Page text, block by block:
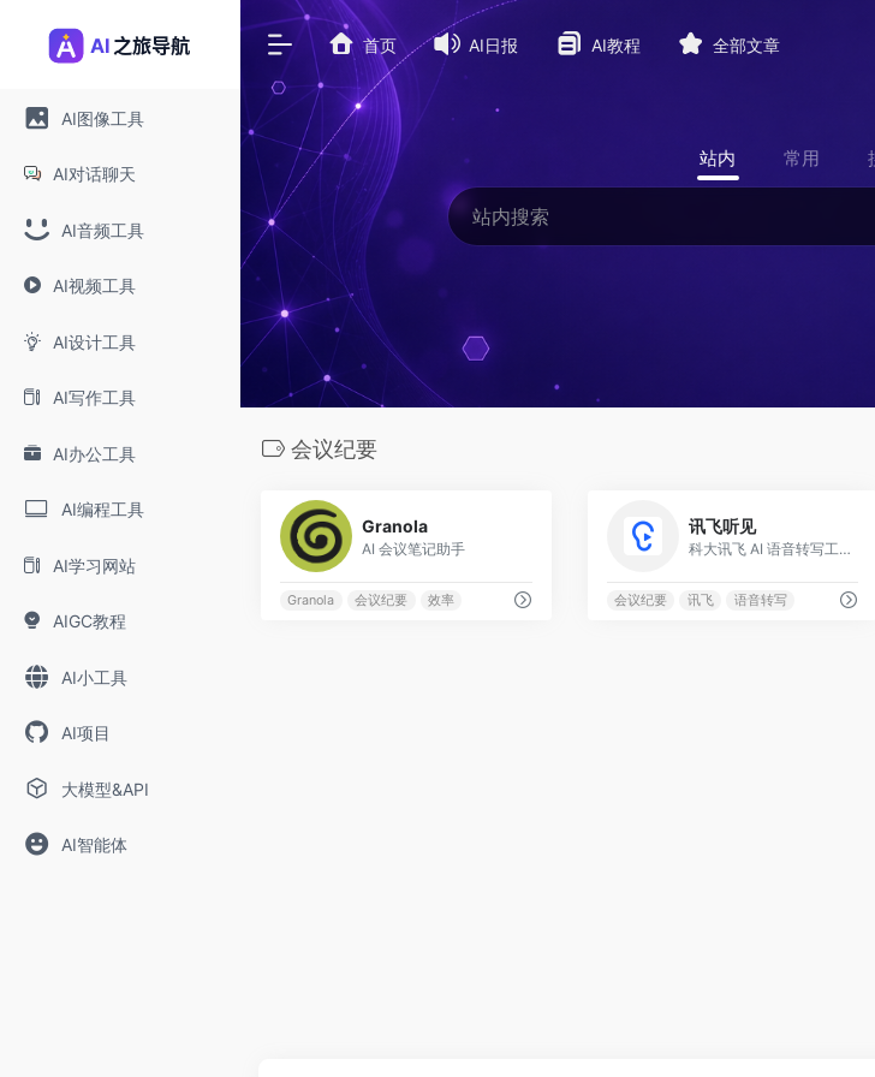
AI图像工具
AI对话聊天
AI音频工具
AI视频工具
AI设计工具
AI写作工具
AI办公工具
AI编程工具
AI学习网站
AIGC教程
AI小工具
AI项目
大模型&API
AI智能体
首页 AI日报 AI教程 全部文章
站内 常用
会议纪要
Granola
AI 会议笔记助手
Granola 会议纪要 效率
讯飞听见
科大讯飞 AI 语音转写工具
会议纪要 讯飞 语音转写